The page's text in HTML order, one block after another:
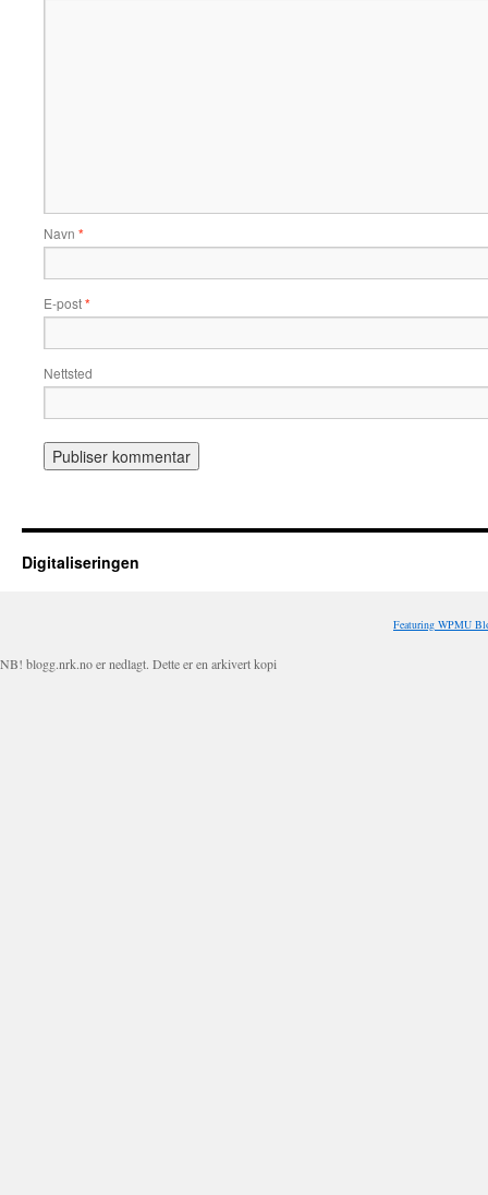
Navn *
E-post*
Nettsted
Digitaliseringen
Featuring WPMU
NB! blogg.nrk.no er nedlagt. Dette er en arkivert kopi